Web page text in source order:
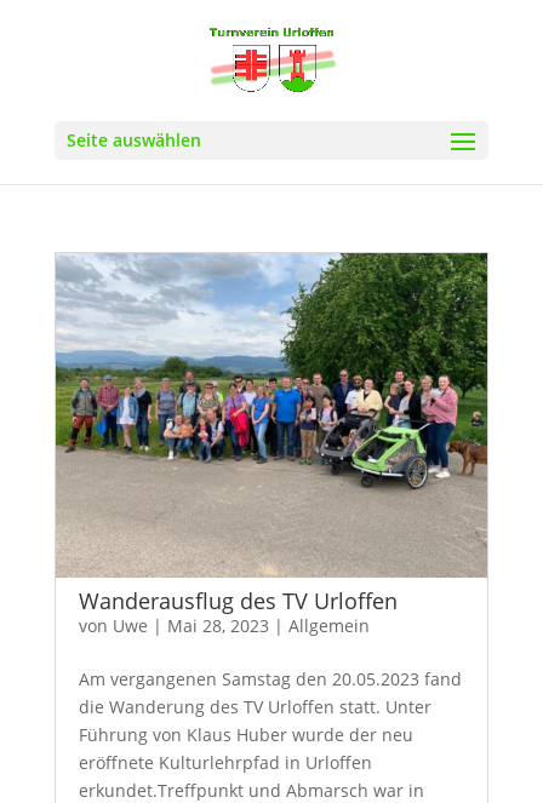
Seite auswählen
Wanderausflug des TV Urloffen
von Uwe | Mai 28, 2023 | Allgemein
Am vergangenen Samstag den 20.05.2023 fand
die Wanderung des TV Urloffen statt. Unter
Führung von Klaus Huber wurde der neu
eröffnete Kulturlehrpfad in Urloffen
erkundet.Treffpunkt und Abmarsch war in